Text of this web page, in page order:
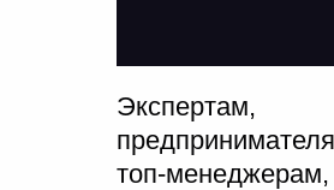
Экспертам,
топ-менеджерам,